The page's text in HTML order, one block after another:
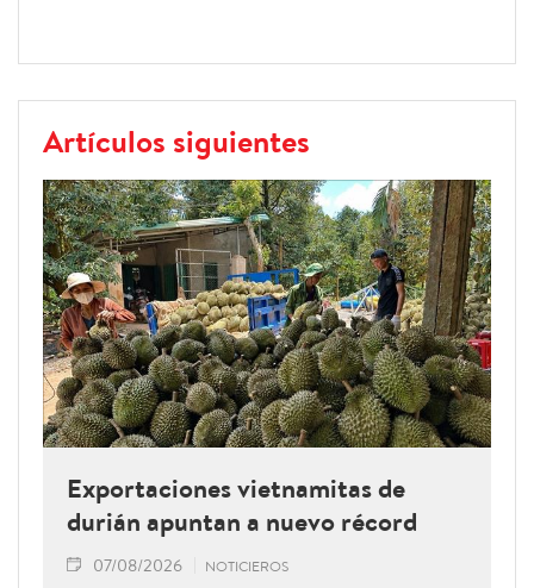
Artículos siguientes
Exportaciones vietnamitas de
durián apuntan a nuevo récord
07/08/2026 NOTICIEROS